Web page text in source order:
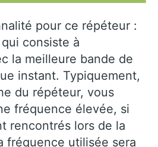
pour ce répéteur :
consiste à
la meilleure bande de
instant. Typiquement,
du répéteur, vous
fréquence élevée, si
rencontrés lors de la
fréquence utilisée sera